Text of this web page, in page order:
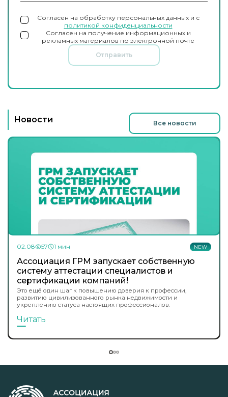
Согласен на обработку персональных данных и с
политикой конфиденциальности
Согласен на получение информационных и
рекламных материалов по электронной почте
Отправить
Новости Все новости
NEW
02.08 57 1 мин
Ассоциация ГРМ запускает собственную
систему аттестации специалистов и
сертификации компаний!
Это ещё один шаг к повышению доверия к профессии,
развитию цивилизованного рынка недвижимости и
укреплению статуса настоящих профессионалов.
Читать